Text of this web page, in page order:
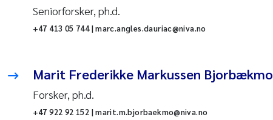
Seniorforsker, ph.d.
+47 413 05 744 | marc.angles.dauriac@niva.no
Marit Frederikke Markussen Bjorbækmo
Forsker, ph.d.
+47 922 92 152 | marit.m.bjorbaekmo@niva.no